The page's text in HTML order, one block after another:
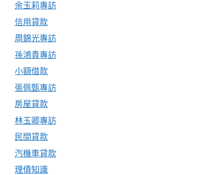
余玉莉專訪
信用貸款
周錦光專訪
孫鴻貴專訪
小額借款
張佩甄專訪
房屋貸款
林玉卿專訪
民間貸款
汽機車貸款
理債知識